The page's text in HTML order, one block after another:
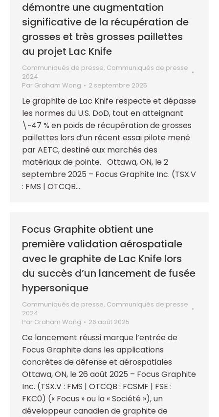
démontre une augmentation
significative de la récupération de
grosses et très grosses paillettes
au projet Lac Knife
Communiqués de presse, Communiqués de presse
2024
Par Graham Wong 2 septembre 2025
Le graphite de Lac Knife respecte et dépasse
les normes du U.S. DoD, tout en atteignant
\~47 % en poids de récupération de grosses
paillettes lors d’un récent essai pilote mené
par AETC, destiné aux marchés des
matériaux de pointe. Ottawa, ON, le 2
septembre 2025 – Focus Graphite Inc. (TSX.V
: FMS | OTCQB…
Focus Graphite obtient une
première validation aérospatiale
avec le graphite de Lac Knife lors
du succès d’un lancement de fusée
hypersonique
Communiqués de presse, Communiqués de presse
2024
Par Graham Wong 26 août 2025
Ce lancement réussi marque l’entrée de
Focus Graphite dans les applications
concrètes de défense et aérospatiales
Ottawa, ON, le 26 août 2025 – Focus Graphite
Inc. (TSX.V : FMS | OTCQB : FCSMF | FSE :
FKC0) (« Focus » ou la « Société »), un
développeur canadien de graphite de